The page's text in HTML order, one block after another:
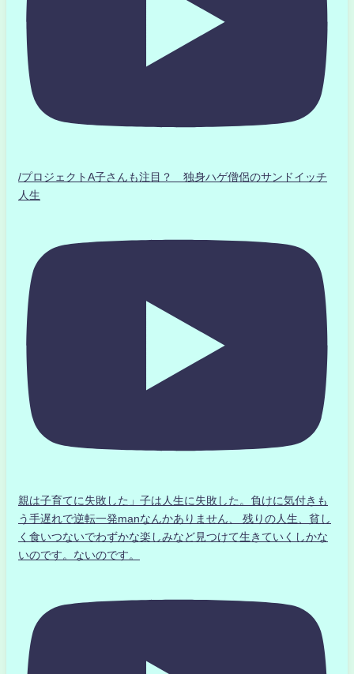
/プロジェクトA子さんも注目？ 独身ハゲ僧侶のサンドイッチ
人生
親は子育てに失敗した」子は人生に失敗した。負けに気付きも
う手遅れで逆転一発manなんかありません、 残りの人生、貧し
く食いつないでわずかな楽しみなど見つけて生きていくしかな
いのです。ないのです。